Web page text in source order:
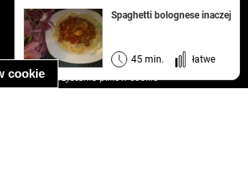
cookie
Spaghetti bolognese inaczej
45 min. łatwe
kontakt
regulamin
informacja o prywatności
o wykorzystaniu plików cookie